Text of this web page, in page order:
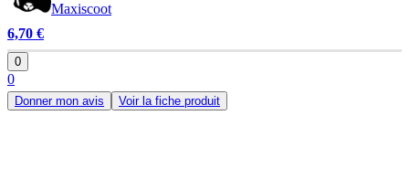
Maxiscoot
6,70 €
0
0
Donner mon avis Voir la fiche produit